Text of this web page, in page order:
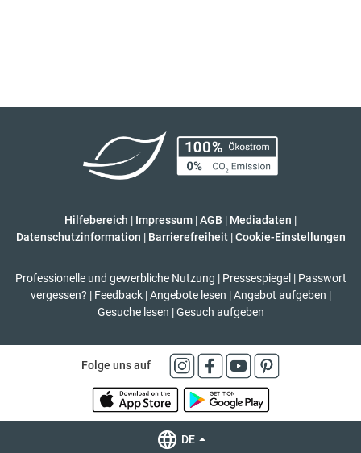
Hilfebereich | Impressum |AGB | Mediadaten |
Datenschutzinformation | Barrierefreiheit | Cookie-Einstellungen
Professionelle und gewerbliche Nutzung | Pressespiegel | Passwort
vergessen? | Feedback | Angebote lesen | Angebot aufgeben |
Gesuche lesen | Gesuch aufgeben
Folge uns auf
DE